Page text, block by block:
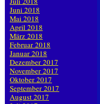
Juni 2018
Mai 2018
April 2018
März 2018
Februar 2018
Januar 2018
Dezember 2017
November 2017
Oktober 2017
September 2017
August 2017